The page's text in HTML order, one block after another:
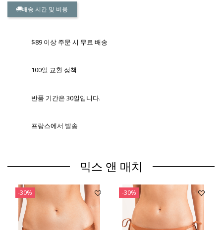
배송 시간 및 비용
$89 이상 주문 시 무료 배송
100일 교환 정책
반품 기간은 30일입니다.
프랑스에서 발송
믹스 앤 매치
-30% -30%